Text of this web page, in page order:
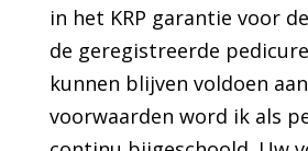
in het KRP garantie voor
de geregistreerde
kunnen blijven voldoen
voorwaarden word ik als